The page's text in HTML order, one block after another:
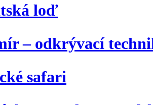
loď
– odkrývací
safari